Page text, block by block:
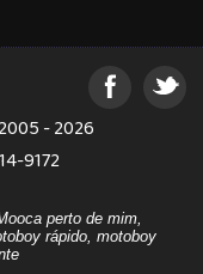
- 2026
9172
perto de mim,
rápido, motoboy